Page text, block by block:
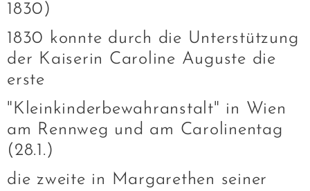
1830)
1830 konnte durch die Unterstützung
der Kaiserin Caroline Auguste die
erste
"Kleinkinderbewahranstalt" in Wien
am Rennweg und am Carolinentag
(28.1.)
die zweite in Margarethen seiner